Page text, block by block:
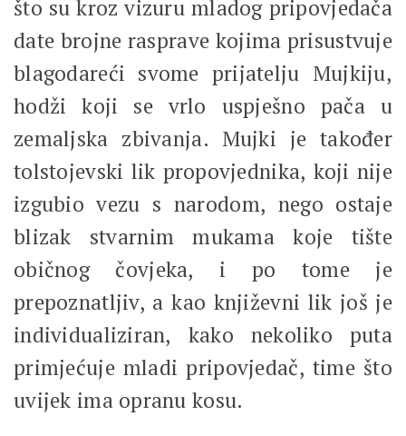
što su kroz vizuru mladog pripovjedača
date brojne rasprave kojima prisustvuje
blagodareći svome prijatelju Mujkiju,
hodži koji se vrlo uspješno pača u
zemaljska zbivanja. Mujki je također
tolstojevski lik propovjednika, koji nije
izgubio vezu s narodom, nego ostaje
blizak stvarnim mukama koje tište
običnog čovjeka, i po tome je
prepoznatljiv, a kao književni lik još je
individualiziran, kako nekoliko puta
primjećuje mladi pripovjedač, time što
uvijek ima opranu kosu.